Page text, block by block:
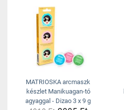
MATRIOSKA arcmaszk
készlet Manikuagan-tó
agyaggal - Dizao 3 x 9 g